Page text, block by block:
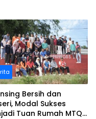
Bersih dan
Modal Sukses
Tuan Rumah MTQ